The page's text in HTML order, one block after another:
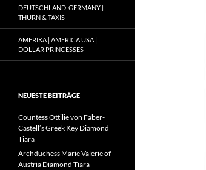
DEUTSCHLAND-GERMANY |
THURN & TAXIS
AMERIKA | AMERICA USA |
DOLLAR PRINCESSES
NEUESTE BEITRÄGE
Countess Ottilie von Faber-
Castell’s Greek Key Diamond
Tiara
Archduchess Marie Valerie of
Austria Diamond Tiara